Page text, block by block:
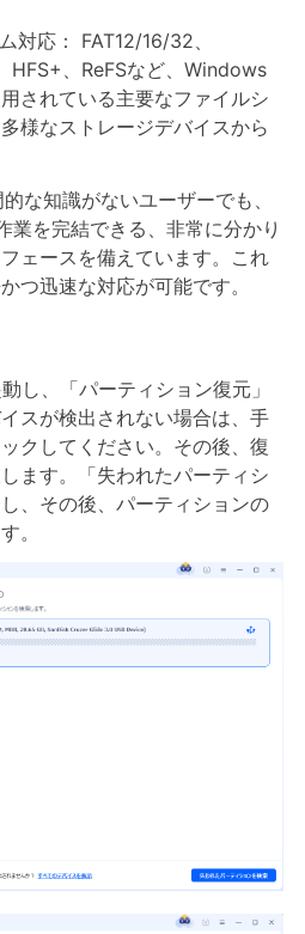
対応： FAT12/16/32、
HFS+、ReFSなど、Windows
されている主要なファイルシ
様なストレージデバイスから
な知識がないユーザーでも、
業を完結できる、非常に分かり
ェースを備えています。これ
つ迅速な対応が可能です。
し、「パーティション復元」
スが検出されない場合は、手
クしてください。その後、復
ます。「失われたパーティシ
、その後、パーティションの
。